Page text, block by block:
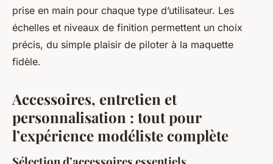
prise en main pour chaque type d’utilisateur. Les
échelles et niveaux de finition permettent un choix
précis, du simple plaisir de piloter à la maquette
fidèle.
Accessoires, entretien et
personnalisation : tout pour
l’expérience modéliste complète